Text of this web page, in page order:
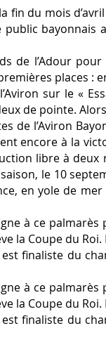
fin du mois
de l’Adour
places
sur le «
de pointe.
de l’Aviron
encore à la
libre à
le 10
en yole de
à ce
la Coupe du
finaliste du
à ce
la Coupe du
finaliste du